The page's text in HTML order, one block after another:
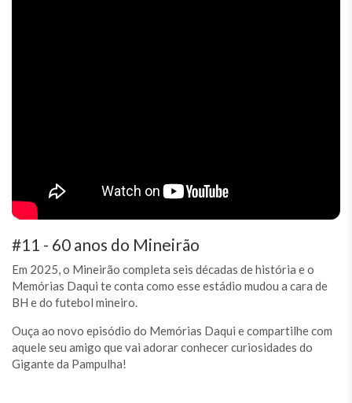
#11 - 60 anos do Mineirão
Em 2025, o Mineirão completa seis décadas de história e o
Memórias Daqui te conta como esse estádio mudou a cara de
BH e do futebol mineiro.
Ouça ao novo episódio do Memórias Daqui e compartilhe com
aquele seu amigo que vai adorar conhecer curiosidades do
Gigante da Pampulha!